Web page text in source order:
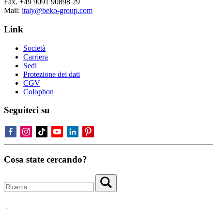
Fax. +49 9091 90898 29
Mail: italy@beko-group.com
Link
Società
Carriera
Sedi
Protezione dei dati
CGV
Colophon
Seguiteci su
Cosa state cercando?